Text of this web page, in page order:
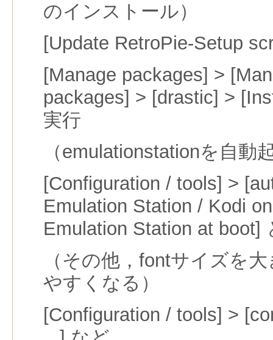
のインストール）
[Update RetroPie-Setup
[Manage packages] >
packages] > [drastic] >
実行
（emulationstationを自動
[Configuration / tools] >
Emulation Station / Kodi
Emulation Station at boot]
（その他，fontサイズを
やすくなる）
[Configuration / tools] >